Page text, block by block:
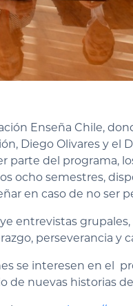
Enseña Chile,
Diego Olivares y el
parte del programa,
ocho semestres,
en caso de no ser
entrevistas
perseverancia y
se interesen en el
de nuevas historias